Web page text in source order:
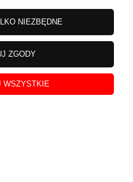
NIEZBĘDNE
ZGODY
WSZYSTKIE